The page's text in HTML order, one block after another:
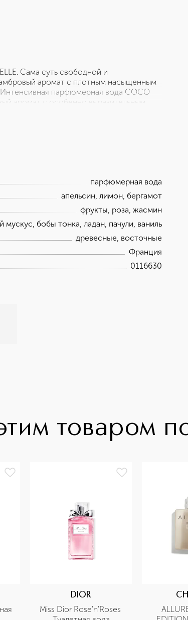
Сама суть свободной и
аромат с плотным насыщенным
Интенсивная парфюмерная вода COCO
аромат с особенно выразительным
тонка. Роза, жасмин и контрастная
парфюмерная вода
апельсин, лимон, бергамот
фрукты, роза, жасмин
мускус, бобы тонка, ладан, пачули, ваниль
древесные, восточные
Франция
0116630
товаром
DIOR
Miss Dior Rose'n'Roses